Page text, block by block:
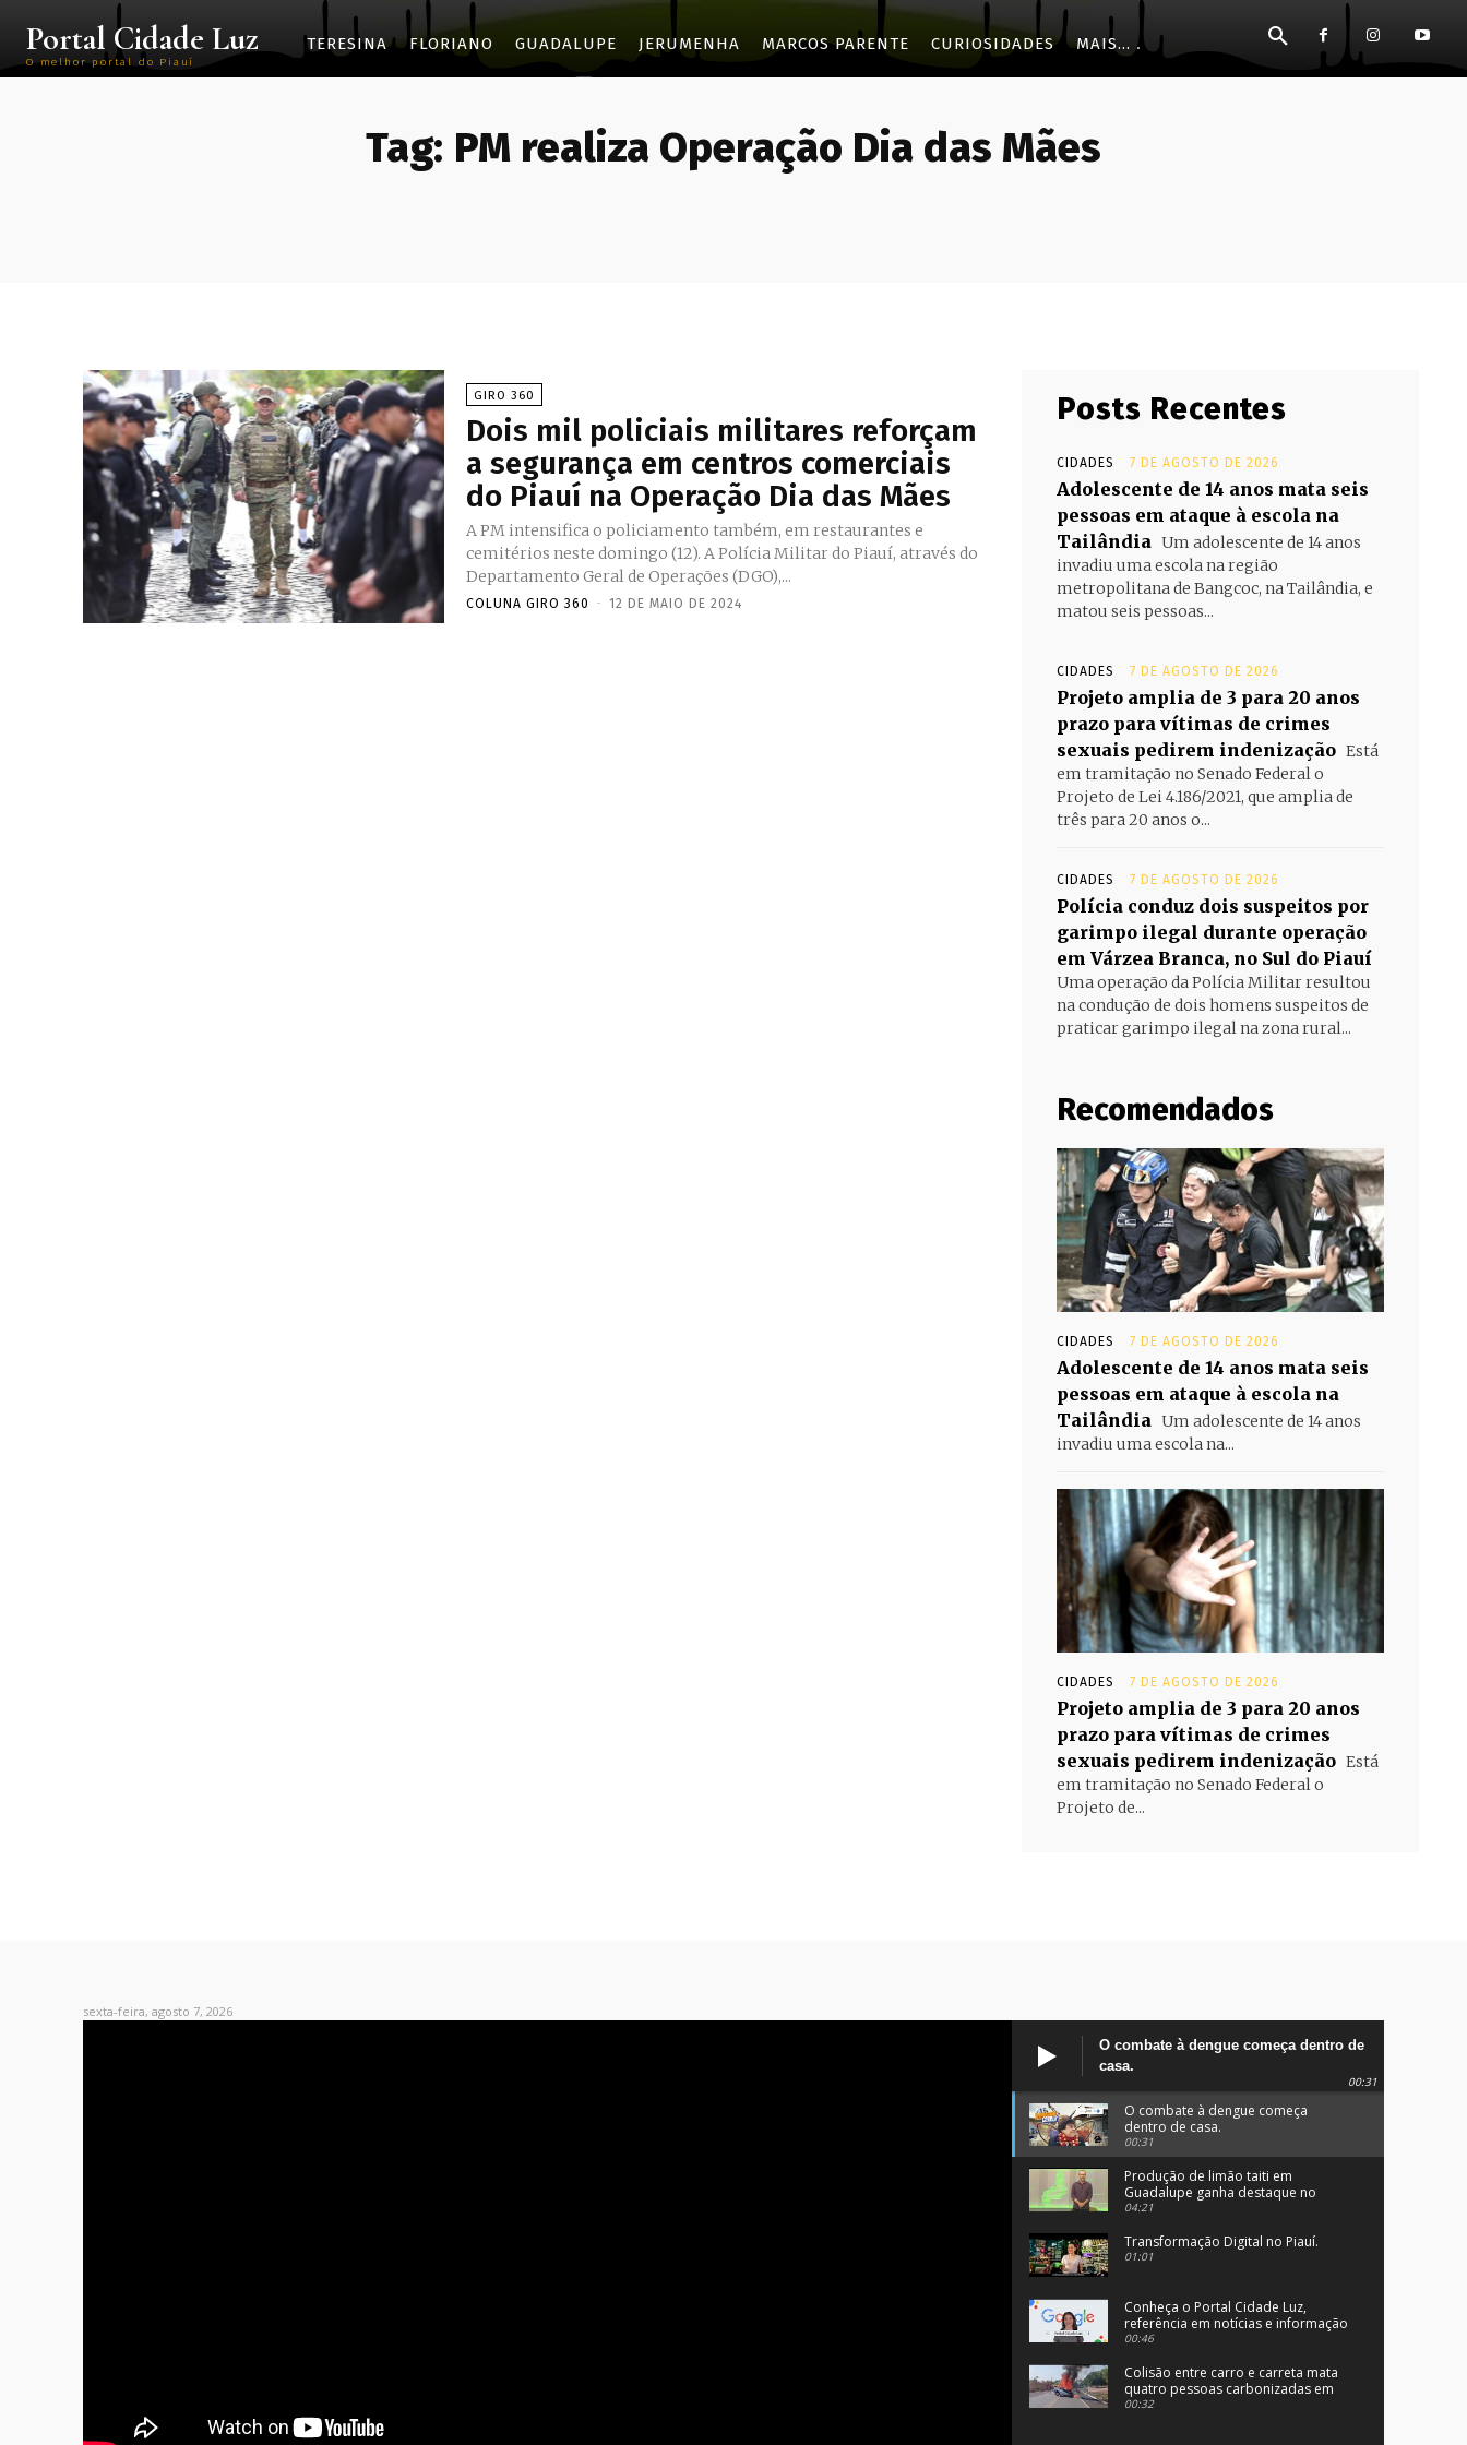
Portal Cidade Luz
O melhor portal do Piauí
TERESINA FLORIANO GUADALUPE JERUMENHA MARCOS PARENTE CURIOSIDADES MAIS...
Tag: PM realiza Operação Dia das Mães
GIRO 360
Dois mil policiais militares reforçam
a segurança em centros comerciais
do Piauí na Operação Dia das Mães
A PM intensifica o policiamento também, em restaurantes e
cemitérios neste domingo (12). A Polícia Militar do Piauí, através do
Departamento Geral de Operações (DGO),...
COLUNA GIRO 360 - 12 DE MAIO DE 2024
Posts Recentes
CIDADES 7 DE AGOSTO DE 2026
Adolescente de 14 anos mata seis
pessoas em ataque à escola na
Tailândia Um adolescente de 14 anos
invadiu uma escola na região
metropolitana de Bangcoc, na Tailândia, e
matou seis pessoas...
CIDADES 7 DE AGOSTO DE 2026
Projeto amplia de 3 para 20 anos
prazo para vítimas de crimes
sexuais pedirem indenização Está
em tramitação no Senado Federal o
Projeto de Lei 4.186/2021, que amplia de
três para 20 anos o...
CIDADES 7 DE AGOSTO DE 2026
Polícia conduz dois suspeitos por
garimpo ilegal durante operação
em Várzea Branca, no Sul do Piauí
Uma operação da Polícia Militar resultou
na condução de dois homens suspeitos de
praticar garimpo ilegal na zona rural...
Recomendados
CIDADES 7 DE AGOSTO DE 2026
Adolescente de 14 anos mata seis
pessoas em ataque à escola na
Tailândia Um adolescente de 14 anos
invadiu uma escola na...
CIDADES 7 DE AGOSTO DE 2026
Projeto amplia de 3 para 20 anos
prazo para vítimas de crimes
sexuais pedirem indenização Está
em tramitação no Senado Federal o
Projeto de...
sexta-feira, agosto 7, 2026
O combate à dengue começa dentro de
casa.
00:31
O combate à dengue começa
dentro de casa.
00:31
Produção de limão taiti em
Guadalupe ganha destaque no
programa Clube Rural.
04:21
Transformação Digital no Piauí.
01:01
Conheça o Portal Cidade Luz,
referência em notícias e informação
no Sul do Piauí.
00:46
Colisão entre carro e carreta mata
quatro pessoas carbonizadas em
Angical, no Piauí.
00:32